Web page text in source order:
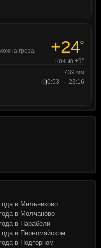
гроза +24°
ночью +9°
739 мм
6:53 → 23:16
в Мельниково
в Молчаново
в Парабели
в Первомайском
в Подгорном